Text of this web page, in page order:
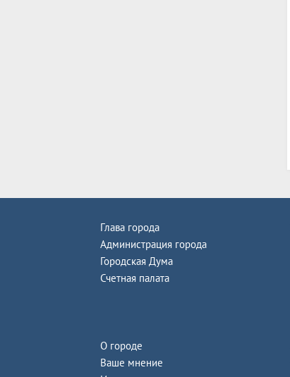
Глава города
Администрация города
Городская Дума
Счетная палата
О городе
Ваше мнение